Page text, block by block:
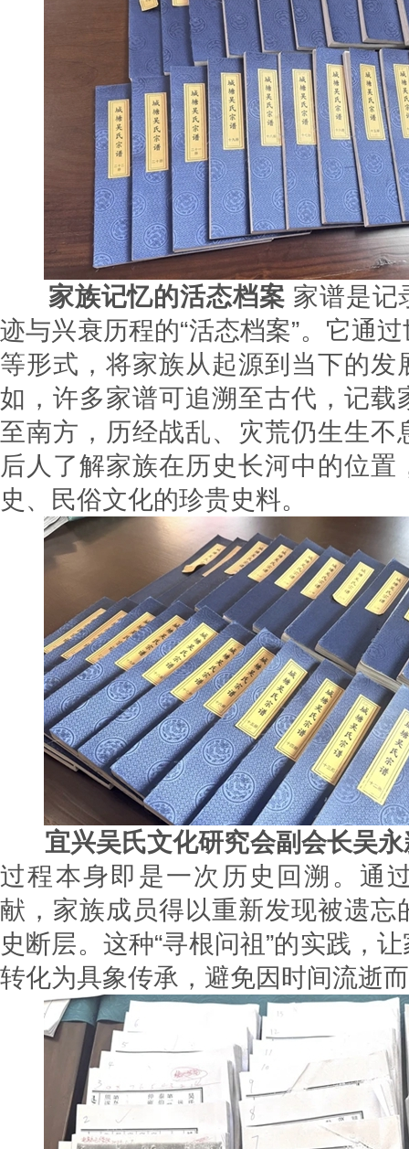
家族记忆的活态档案 家谱是记
迹与兴衰历程的“活态档案”。它通
等形式，将家族从起源到当下的发
如，许多家谱可追溯至古代，记载
至南方，历经战乱、灾荒仍生生不
后人了解家族在历史长河中的位置
史、民俗文化的珍贵史料。
宜兴吴氏文化研究会副会长吴
过程本身即是一次历史回溯。通
献，家族成员得以重新发现被遗忘
史断层。这种“寻根问祖”的实践，
转化为具象传承，避免因时间流逝